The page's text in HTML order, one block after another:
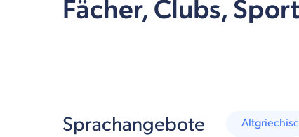
Fächer, Clubs,
Sprachangebote